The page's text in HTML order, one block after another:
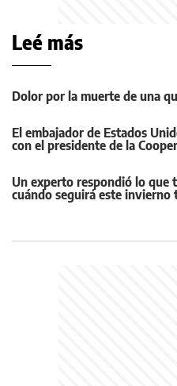
Leé más
Dolor por la muerte de una
El embajador de Estados
con el presidente de la
Un experto respondió lo que
cuándo seguirá este invierno